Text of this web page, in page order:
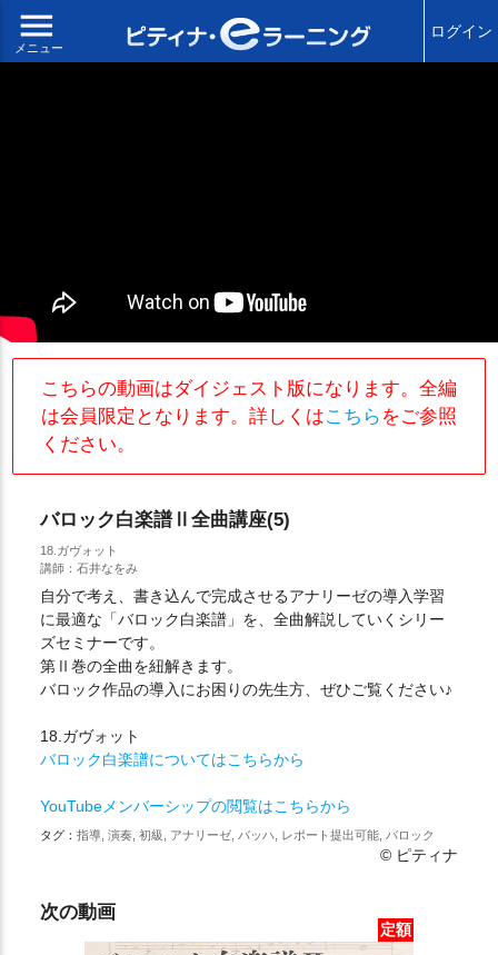
menu
メニュー
ログイン
こちらの動画はダイジェスト版になります。全編
は会員限定となります。詳しくはこちら をご参照
ください。
バロック白楽譜Ⅱ全曲講座(5)
18.ガヴォット
講師：石井なをみ
自分で考え、書き込んで完成させるアナリーゼの導入学習
に最適な「バロック白楽譜」を、全曲解説していくシリー
ズセミナーです。
第Ⅱ巻の全曲を紐解きます。
バロック作品の導入にお困りの先生方、ぜひご覧ください♪
18.ガヴォット
バロック白楽譜についてはこちらから
YouTubeメンバーシップの閲覧はこちらから
タグ： 指導, 演奏, 初級, アナリーゼ, バッハ, レポート提出可能, バロック
© ピティナ
次の動画
定額